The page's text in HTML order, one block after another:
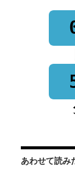
あわせて読み